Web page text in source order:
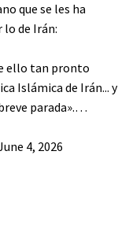
que se les ha
lo de Irán:
ello tan pronto
Islámica de Irán... y
parada».…
4, 2026